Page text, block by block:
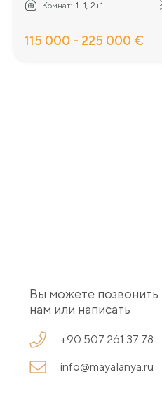
Комнат: 1+1, 2+1
115 000 - 225 000 €
Вы можете позвонить
нам или написать
+90 507 261 37 78
info@mayalanya.ru